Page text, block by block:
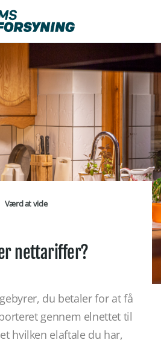
Værd at vide
nettariffer?
du betaler for at få
gennem elnettet til
hvilken elaftale du har,